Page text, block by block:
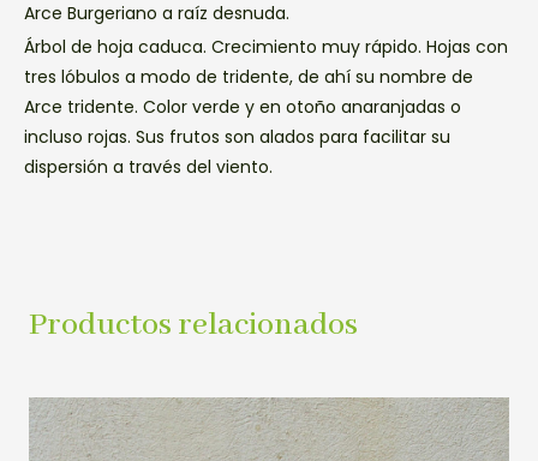
Arce Burgeriano a raíz desnuda.
Árbol de hoja caduca. Crecimiento muy rápido. Hojas con
tres lóbulos a modo de tridente, de ahí su nombre de
Arce tridente. Color verde y en otoño anaranjadas o
incluso rojas. Sus frutos son alados para facilitar su
dispersión a través del viento.
Productos relacionados